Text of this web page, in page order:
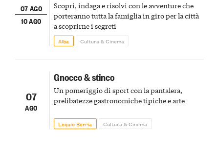
07 AGO
10 AGO
Scopri, indaga e risolvi con le avventure che
porteranno tutta la famiglia in giro per la città
a scoprirne i segreti
Alba Cultura & Cinema
07
AGO
Gnocco & stinco
Un pomeriggio di sport con la pantalera,
prelibatezze gastronomiche tipiche e arte
Lequio Berria Cultura & Cinema